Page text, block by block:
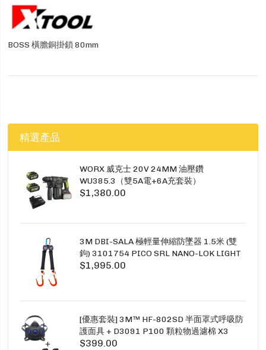
BOSS 橫膽銅掛鎖 80mm
精選產品
WORX 威克士 20V 24MM 油壓鑽
WU385.3（雙5A電+6A充套裝）
$1,380.00
3M DBI-SALA 極輕量伸縮防墜器 1.5米 (雙
鉤) 3101754 PICO SRL NANO-LOK LIGHT
1.5M TWINS
$1,995.00
[優惠套裝] 3M™ HF-802SD 半面罩式呼吸防
護面具 + D3091 P100 顆粒物過濾棉 X3
SECURE CLICK HF-802SD HF-800SD 系列
$399.00